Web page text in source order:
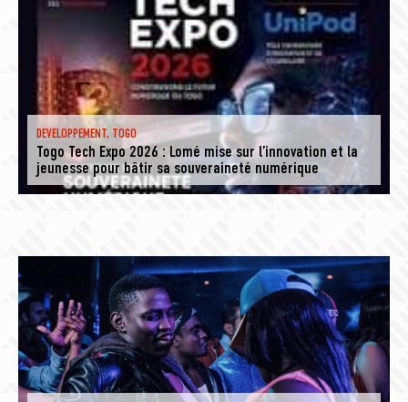
DEVELOPPEMENT, TOGO
Togo Tech Expo 2026 : Lomé mise sur l’innovation et la
jeunesse pour bâtir sa souveraineté numérique